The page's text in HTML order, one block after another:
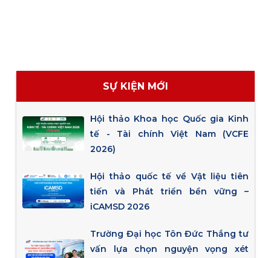
SỰ KIỆN MỚI
Hội thảo Khoa học Quốc gia Kinh
tế - Tài chính Việt Nam (VCFE
2026)
Hội thảo quốc tế về Vật liệu tiên
tiến và Phát triển bền vững –
iCAMSD 2026
Trường Đại học Tôn Đức Thắng tư
vấn lựa chọn nguyện vọng xét